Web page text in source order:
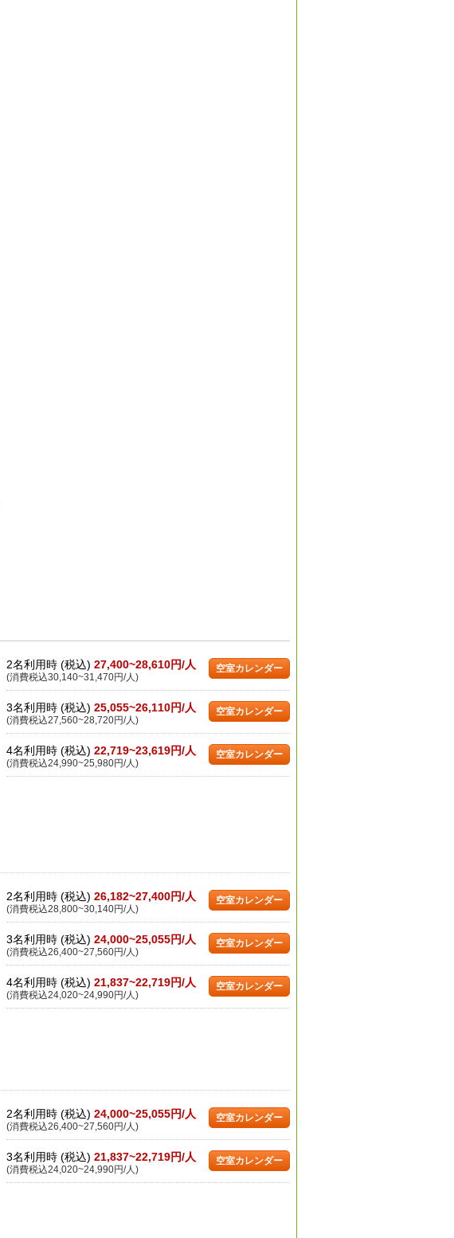
2名利用時 (税込) 27,400~28,610円/人
(消費税込30,140~31,470円/人)
空室カレンダー
3名利用時 (税込) 25,055~26,110円/人
(消費税込27,560~28,720円/人)
空室カレンダー
4名利用時 (税込) 22,719~23,619円/人
(消費税込24,990~25,980円/人)
空室カレンダー
2名利用時 (税込) 26,182~27,400円/人
(消費税込28,800~30,140円/人)
空室カレンダー
3名利用時 (税込) 24,000~25,055円/人
(消費税込26,400~27,560円/人)
空室カレンダー
4名利用時 (税込) 21,837~22,719円/人
(消費税込24,020~24,990円/人)
空室カレンダー
2名利用時 (税込) 24,000~25,055円/人
(消費税込26,400~27,560円/人)
空室カレンダー
3名利用時 (税込) 21,837~22,719円/人
(消費税込24,020~24,990円/人)
空室カレンダー